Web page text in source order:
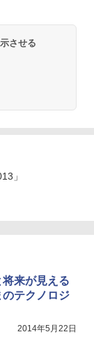
させる
」
来が見える
テクノロジ
2014年5月22日